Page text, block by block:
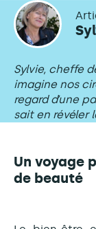
Sylvie, cheffe
imagine nos
regard d’une
sait en révéler
Un voyage
de beauté